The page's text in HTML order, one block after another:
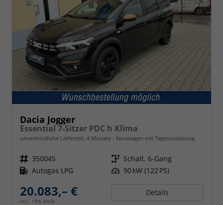
Dacia Jogger
Essential 7-Sitzer PDC h Klima
unverbindliche Lieferzeit: 4 Monate Neuwagen mit Tageszulassung
Fahrzeugnr. 350045 Getriebe Schalt. 6-Gang
Kraftstoff Autogas LPG Leistung 90 kW (122 PS)
20.083,– €
incl. 19% MwSt.
Details